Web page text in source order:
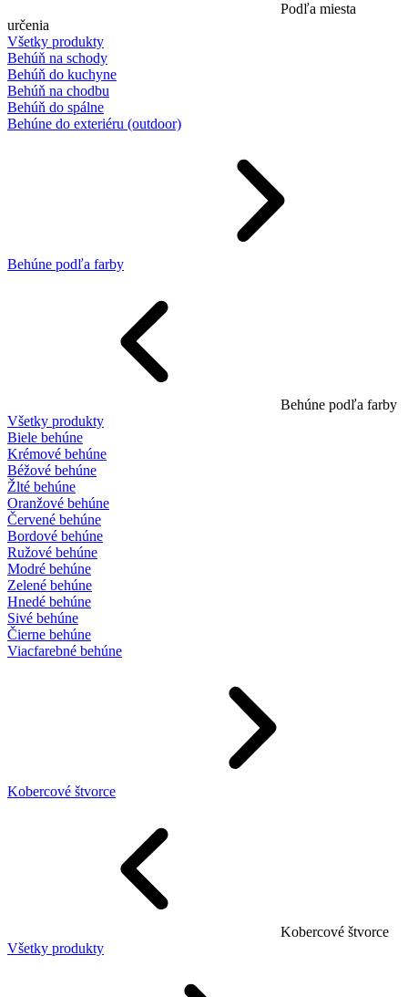
Podľa miesta
určenia
Všetky produkty
Behúň na schody
Behúň do kuchyne
Behúň na chodbu
Behúň do spálne
Behúne do exteriéru (outdoor)
Behúne podľa farby
Behúne podľa farby
Všetky produkty
Biele behúne
Krémové behúne
Béžové behúne
Žlté behúne
Oranžové behúne
Červené behúne
Bordové behúne
Ružové behúne
Modré behúne
Zelené behúne
Hnedé behúne
Sivé behúne
Čierne behúne
Viacfarebné behúne
Kobercové štvorce
Kobercové štvorce
Všetky produkty